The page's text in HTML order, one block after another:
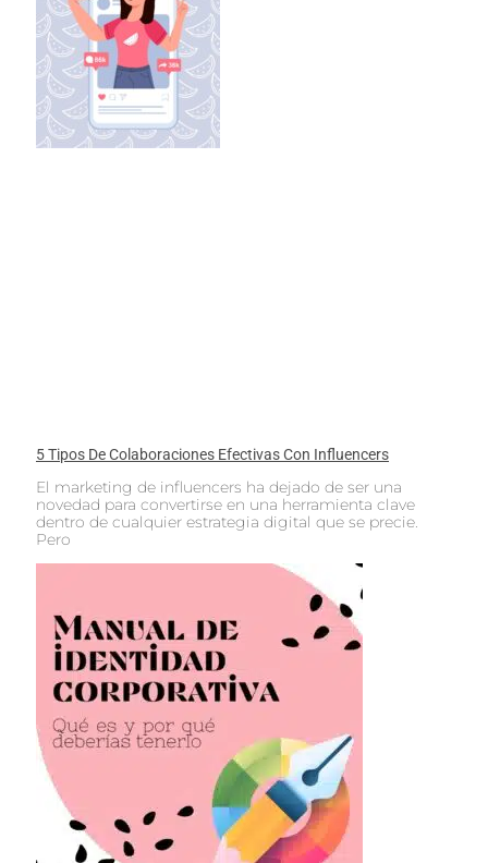
5 Tipos De Colaboraciones Efectivas Con Influencers
El marketing de influencers ha dejado de ser una
novedad para convertirse en una herramienta clave
dentro de cualquier estrategia digital que se precie.
Pero